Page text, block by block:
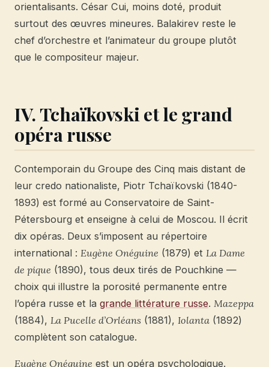
orientalisants. César Cui, moins doté, produit
surtout des œuvres mineures. Balakirev reste le
chef d’orchestre et l’animateur du groupe plutôt
que le compositeur majeur.
IV. Tchaïkovski et le grand
opéra russe
Contemporain du Groupe des Cinq mais distant de
leur credo nationaliste, Piotr Tchaïkovski (1840-
1893) est formé au Conservatoire de Saint-
Pétersbourg et enseigne à celui de Moscou. Il écrit
dix opéras. Deux s’imposent au répertoire
international : Eugène Onéguine (1879) et La Dame
de pique (1890), tous deux tirés de Pouchkine —
choix qui illustre la porosité permanente entre
l’opéra russe et la grande littérature russe. Mazeppa
(1884), La Pucelle d’Orléans (1881), Iolanta (1892)
complètent son catalogue.
Eugène Onéguine est un opéra psychologique.